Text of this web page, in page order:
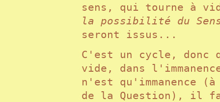
sens, qui tourne à
la possibilité du
seront issus...
C'est un cycle, donc
vide, dans
n'est qu'immanence
de la Question), il